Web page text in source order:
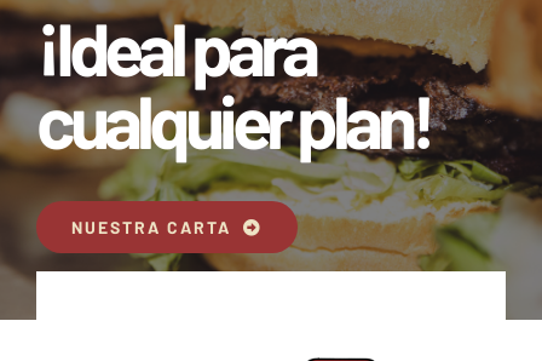
¡Ideal para
cualquier plan!
NUESTRA CARTA